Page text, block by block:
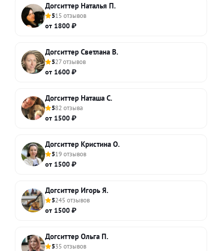
Догситтер Наталья П.
515 отзывов
от 1800 ₽
Догситтер Светлана В.
527 отзывов
от 1600 ₽
Догситтер Наташа С.
582 отзыва
от 1500 ₽
Догситтер Кристина О.
519 отзывов
от 1500 ₽
Догситтер Игорь Я.
5245 отзывов
от 1500 ₽
Догситтер Ольга П.
535 отзывов